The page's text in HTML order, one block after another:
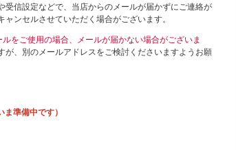
受信設定などで、当店からのメールが届かずにご連絡が
ンセルさせていただく場合がございます。
をご使用の場合、メールが届かない場合がございま
が、別のメールアドレスをご検討くださいますようお願
ま準備中です）